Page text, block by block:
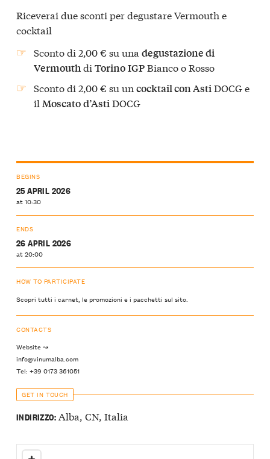
Riceverai due sconti per degustare Vermouth e
cocktail
Sconto di 2,00 € su unadegustazione di
VermouthdiTorinoIGPBianco o Rosso
Sconto di 2,00 € su uncocktail con AstiDOCG e
il Moscatod’AstiDOCG
BEGINS
25 APRIL 2026
at 10:30
ENDS
26 APRIL 2026
at 20:00
HOW TO PARTICIPATE
Scopri tutti i carnet, le promozioni e i pacchetti sul sito.
CONTACTS
Website ↝
info@vinumalba.com
Tel: +39 0173 361051
GET IN TOUCH
INDIRIZZO:Alba, CN, Italia